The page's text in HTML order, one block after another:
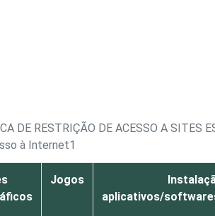
DE RESTRIÇÃO DE ACESSO A SITES
à Internet1
Jogos
aplicativos/